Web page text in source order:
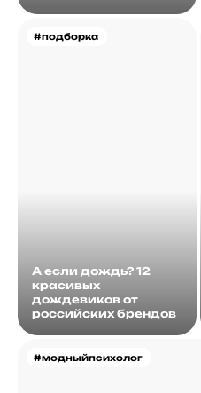
#подборка
А если дождь? 12
красивых
дождевиков от
российских брендов
#модныйпсихолог